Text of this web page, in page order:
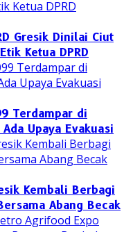
Gresik Dinilai Ciut
Ketua DPRD
Terdampar di
Upaya Evakuasi
Kembali Berbagi
Abang Becak